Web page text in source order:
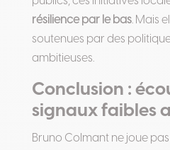
résilience par le bas. Mais
soutenues par des
ambitieuses.
Conclusion :
signaux faibles
Bruno Colmant ne joue